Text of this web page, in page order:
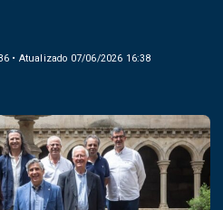
• Atualizado 07/06/2026 16:38